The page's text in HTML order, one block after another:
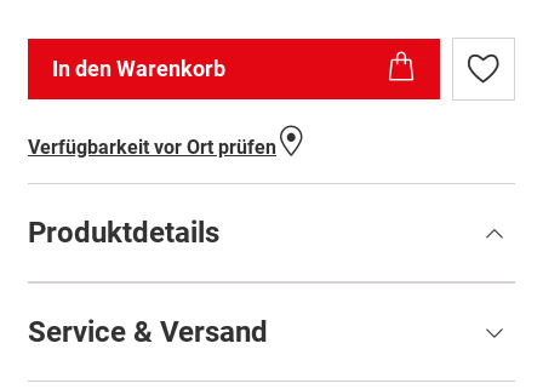
In den Warenkorb
Zur
Verfügbarkeit vor Ort prüfen
Produktdetails
Service & Versand